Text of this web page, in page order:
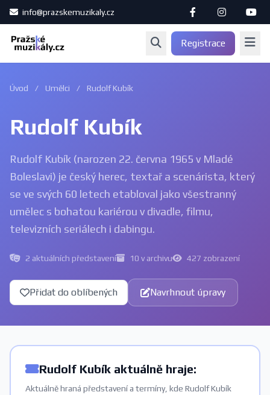
info@prazskemuzikaly.cz
Registrace
Úvod / Umělci / Rudolf Kubík
Rudolf Kubík
Rudolf Kubík (narozen 22. června 1965 v Mladé
Boleslavi) je český herec, textař a scenárista, který
se ve svých 60 letech etabloval jako všestranný
umělec s bohatou kariérou v divadle, filmu,
televizních seriálech i dabingu.
2 aktuálních představení 10 v archivu 427 zobrazení
Přidat do oblíbených Navrhnout úpravy
Rudolf Kubík aktuálně hraje:
Aktuálně hraná představení a termíny, kde Rudolf Kubík